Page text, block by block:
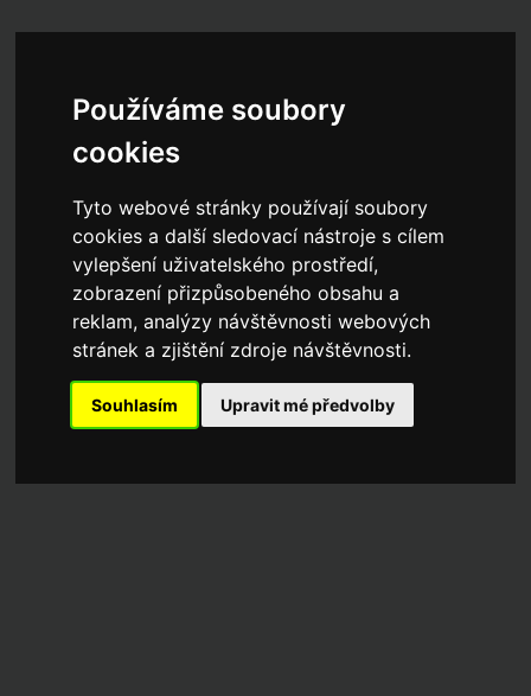
Používáme soubory
cookies
Tyto webové stránky používají soubory
cookies a další sledovací nástroje s cílem
vylepšení uživatelského prostředí,
zobrazení přizpůsobeného obsahu a
reklam, analýzy návštěvnosti webových
stránek a zjištění zdroje návštěvnosti.
Souhlasím Upravit mé předvolby